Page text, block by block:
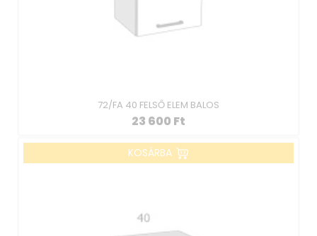
72/FA 40 FELSŐ ELEM BALOS
23 600 Ft
KOSÁRBA